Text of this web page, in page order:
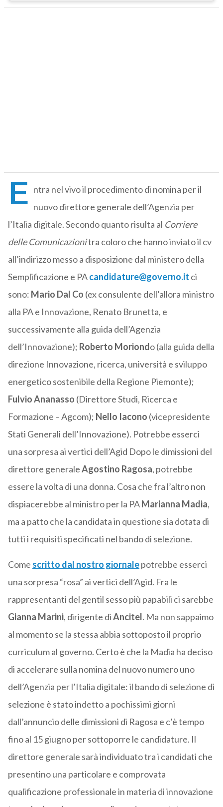
E ntra nel vivo il procedimento di nomina per il
nuovo direttore generale dell’Agenzia per
l’Italia digitale. Secondo quanto risulta al Corriere
delle Comunicazionitra coloro che hanno inviato il cv
all’indirizzo messo a disposizione dal ministero della
Semplificazione e PAcandidature@governo.it ci
sono: Mario Dal Co (ex consulente dell’allora ministro
alla PA e Innovazione, Renato Brunetta, e
successivamente alla guida dell’Agenzia
dell’Innovazione); Roberto Moriondo (alla guida della
direzione Innovazione, ricerca, università e sviluppo
energetico sostenibile della Regione Piemonte);
Fulvio Ananasso (Direttore Studi, Ricerca e
Formazione – Agcom); Nello Iacono (vicepresidente
Stati Generali dell’Innovazione). Potrebbe esserci
una sorpresa ai vertici dell’Agid Dopo le dimissioni del
direttore generaleAgostino Ragosa, potrebbe
essere la volta di una donna. Cosa che fra l’altro non
dispiacerebbe al ministro per la PAMarianna Madia,
ma a patto che la candidata in questione sia dotata di
tutti i requisiti specificati nel bando di selezione.
Come scritto dal nostro giornalepotrebbe esserci
una sorpresa “rosa” ai vertici dell’Agid. Fra le
rappresentanti del gentil sesso più papabili ci sarebbe
Gianna Marini, dirigente diAncitel. Ma non sappaimo
al momento se la stessa abbia sottoposto il proprio
curriculum al governo. Certo è che la Madia ha deciso
di accelerare sulla nomina del nuovo numero uno
dell’Agenzia per l’Italia digitale: il bando di selezione di
selezione è stato indetto a pochissimi giorni
dall’annuncio delle dimissioni di Ragosa e c’è tempo
fino al 15 giugno per sottoporre le candidature. Il
direttore generale sarà individuato tra i candidati che
presentino una particolare e comprovata
qualificazione professionale in materia di innovazione